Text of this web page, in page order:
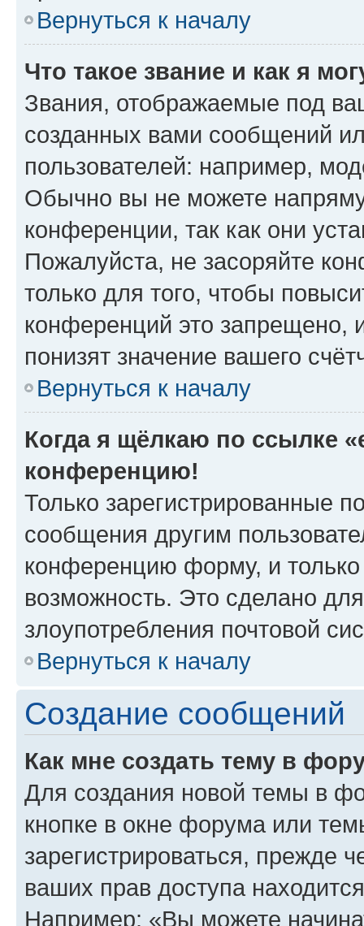
Вернуться к началу
Что такое звание и как я
Звания, отображаемые под
созданных вами сообщений
пользователей: например,
Обычно вы не можете
конференции, так как они
Пожалуйста, не засоряйте
только для того, чтобы
конференций это запрещено,
понизят значение вашего
Вернуться к началу
Когда я щёлкаю по ссылке
конференцию!
Только зарегистрированные
сообщения другим
конференцию форму, и
возможность. Это сделано
злоупотребления почтовой
Вернуться к началу
Создание сообщений
Как мне создать тему в
Для создания новой темы в
кнопке в окне форума или
зарегистрироваться, прежде
ваших прав доступа
Например: «Вы можете